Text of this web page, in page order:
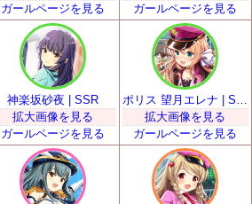
ガールページを見る
ガールページを見る
神楽坂砂夜 | SSR
拡大画像を見る
ガールページを見る
拡大画像を見る
ガールページを見る